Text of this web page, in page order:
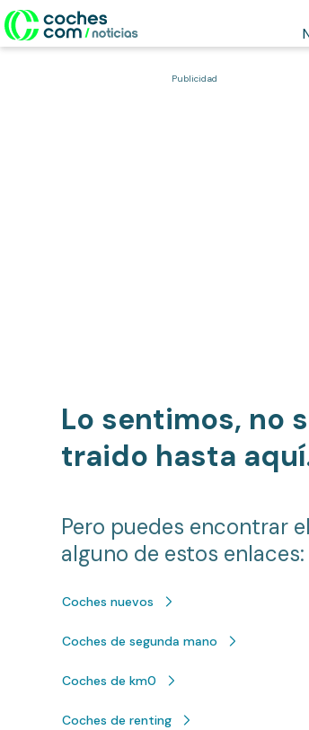
Publicidad
Lo sentimos, no
traido hasta
Pero puedes encontrar
alguno de estos enlaces:
Coches nuevos
Coches de segunda mano
Coches de km0
Coches de renting